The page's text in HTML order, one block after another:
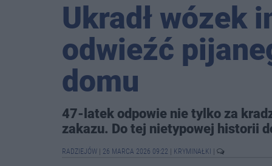
Ukradł wózek
odwieźć
domu
47-latek odpowie nie tylko za
zakazu. Do tej nietypowej historii
RADZIEJÓW 26 MARCA 2026 09:22 KRYMINAŁKI